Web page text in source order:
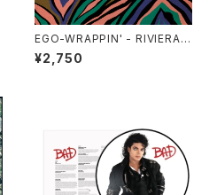
EGO-WRAPPIN' - RIVIERA
[クリア・ヴァイナル](12")
¥2,750